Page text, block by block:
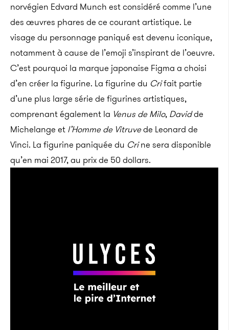
norvégien Edvard Munch est considéré comme l’une
des œuvres phares de ce courant artistique. Le
visage du personnage paniqué est devenu iconique,
notamment à cause de l’emoji s’inspirant de l’oeuvre.
C’est pourquoi la marque japonaise Figma a choisi
d’en créer la figurine. La figurine du Crifait partie
d’une plus large série de figurines artistiques,
comprenant également la Venus de Milo, Davidde
Michelange et l’Homme de Vitruvede Leonard de
Vinci. La figurine paniquée du Crine sera disponible
qu’en mai 2017, au prix de 50 dollars.